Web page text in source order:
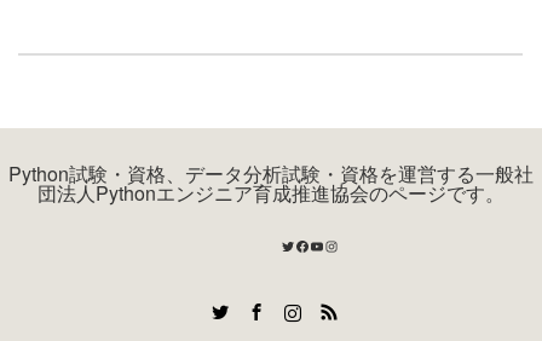
Python試験・資格、データ分析試験・資格を運営する一般社
団法人Pythonエンジニア育成推進協会のページです。
Twitter
Facebook
YouTube
Instagram
RSS